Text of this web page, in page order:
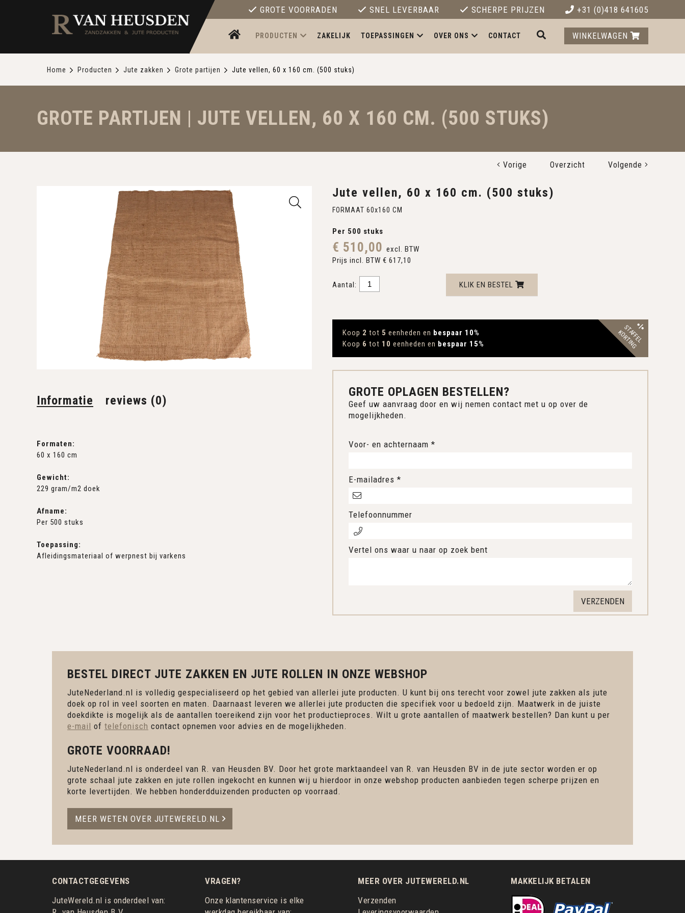
GROTE VOORRADEN SNEL LEVERBAAR SCHERPE PRIJZEN +31 (0)418 641605
WINKELWAGEN
PRODUCTEN ZAKELIJK TOEPASSINGEN OVER ONS CONTACT
Home Producten Jute zakken Grote partijen Jute vellen, 60 x 160 cm. (500 stuks)
GROTE PARTIJEN | JUTE VELLEN, 60 X 160 CM. (500 STUKS)
Vorige Overzicht Volgende
Informatie reviews (0)
Formaten:
60 x 160 cm
Gewicht:
229 gram/m2 doek
Afname:
Per 500 stuks
Toepassing:
Afleidingsmateriaal of werpnest bij varkens
Jute vellen, 60 x 160 cm. (500 stuks)
FORMAAT 60x160 CM
Per 500 stuks
€ 510,00 excl. BTW
Prijs incl. BTW € 617,10
Aantal: KLIK EN BESTEL
Koop 2 tot 5 eenheden en bespaar 10%
Koop 6 tot 10 eenheden en bespaar 15% STAFFEL
KORTING
GROTE OPLAGEN BESTELLEN?
Geef uw aanvraag door en wij nemen contact met u op over de
mogelijkheden.
Voor- en achternaam *
E-mailadres *
Telefoonnummer
Vertel ons waar u naar op zoek bent
BESTEL DIRECT JUTE ZAKKEN EN JUTE ROLLEN IN ONZE WEBSHOP
JuteNederland.nl is volledig gespecialiseerd op het gebied van allerlei jute producten. U kunt bij ons terecht voor zowel jute zakken als jute
doek op rol in veel soorten en maten. Daarnaast leveren we allerlei jute producten die specifiek voor u bedoeld zijn. Maatwerk in de juiste
doekdikte is mogelijk als de aantallen toereikend zijn voor het productieproces. Wilt u grote aantallen of maatwerk bestellen? Dan kunt u per
e-mail of telefonisch contact opnemen voor advies en de mogelijkheden.
GROTE VOORRAAD!
JuteNederland.nl is onderdeel van R. van Heusden BV. Door het grote marktaandeel van R. van Heusden BV in de jute sector worden er op
grote schaal jute zakken en jute rollen ingekocht en kunnen wij u hierdoor in onze webshop producten aanbieden tegen scherpe prijzen en
korte levertijden. We hebben honderdduizenden producten op voorraad.
MEER WETEN OVER JUTEWERELD.NL
CONTACTGEGEVENS
JuteWereld.nl is onderdeel van:
VRAGEN?
Onze klantenservice is elke
MEER OVER JUTEWERELD.NL
Verzenden
MAKKELIJK BETALEN